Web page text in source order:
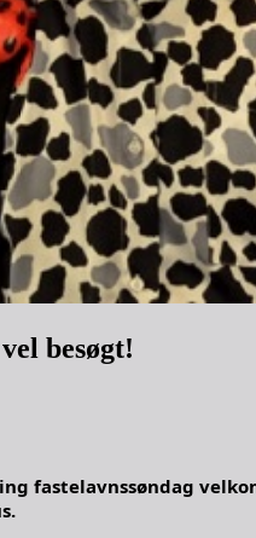
besøgt!
fastelavnssøndag